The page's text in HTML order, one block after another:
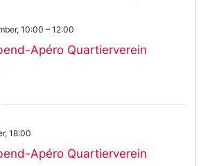
Apéro Quartierverein
10:00 – 12:00
Apéro Quartierverein
18:00